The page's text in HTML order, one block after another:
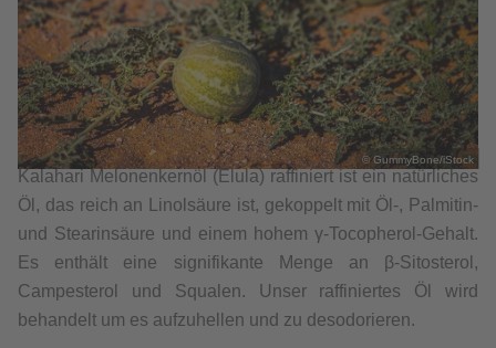
© GummyBone/iStock
Kalahari Melonenkernöl (Elula) raffiniert ist ein natürliches
Öl, das reich an Linolsäure ist, gekoppelt mit Öl-, Palmitin-
und Stearinsäure und einem hohem γ-Tocopherol-Gehalt.
Es enthält eine signifikante Menge an β-Sitosterol,
Campesterol und Squalen. Unser raffiniertes Öl wird
behandelt um es aufzuhellen und zu desodorieren.